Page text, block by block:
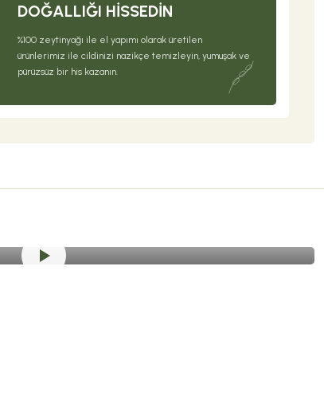
DOĞALLIĞI HISSEDIN
%100 zeytinyağı ile el yapımı olarak üretilen
ürünlerimiz ile cildinizi nazikçe temizleyin, yumuşak ve
pürüzsüz bir his kazanın.